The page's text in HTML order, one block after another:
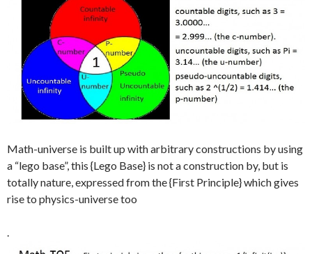
Math-universe is built up with arbitrary constructions by using
a “lego base”, this {Lego Base} is not a construction by, but is
totally nature, expressed from the {First Principle} which gives
rise to physics-universe too
.